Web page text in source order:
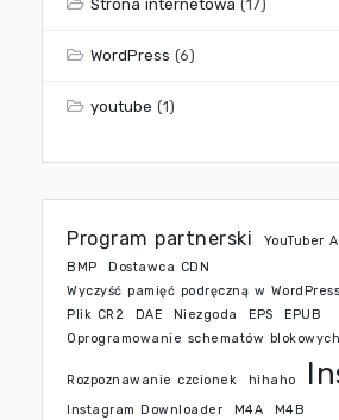
Strona internetowa (17)
WordPress (6)
youtube (1)
Program partnerski YouTuber
BMP
Dostawca CDN
Wyczyść pamięć podręczną w WordPress
Plik CR2
DAE Niezgoda EPS
EPUB
Oprogramowanie schematów blokowych
Rozpoznawanie czcionek hihaho
Instagram Downloader M4A M4B